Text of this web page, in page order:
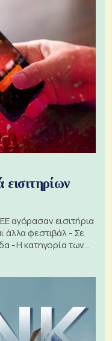
αγόρασαν εισιτήρια
άλλα φεστιβάλ - Σε
- Η κατηγορία των